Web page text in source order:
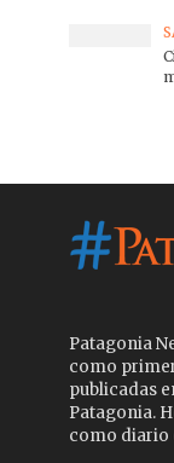
Patagonia
como
publicadas
Patagonia.
como diario